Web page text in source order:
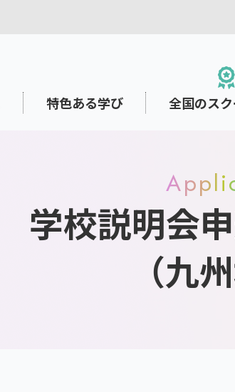
3分でわかる！NHK学園高等学校
社会人の方・学業から離れていた方
登校プラス
特色ある学び
NHK学園のネット学習システム「N-g
全国のス
年間スケジュール・学校行事
心理的・福祉面のサポート
インターネット出願
学校説明会
（九